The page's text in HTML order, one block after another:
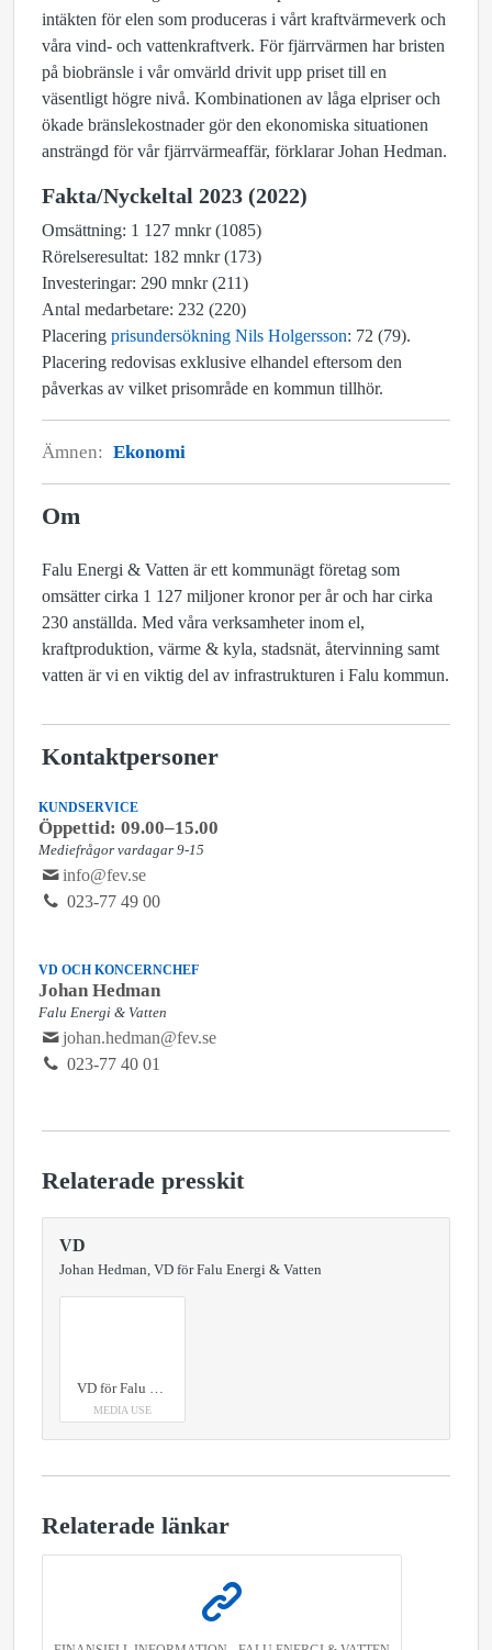
intäkten för elen som produceras i vårt kraftvärmeverk och
våra vind- och vattenkraftverk. För fjärrvärmen har bristen
på biobränsle i vår omvärld drivit upp priset till en
väsentligt högre nivå. Kombinationen av låga elpriser och
ökade bränslekostnader gör den ekonomiska situationen
ansträngd för vår fjärrvärmeaffär, förklarar Johan Hedman.
Fakta/Nyckeltal 2023 (2022)
Omsättning: 1 127 mnkr (1085)
Rörelseresultat: 182 mnkr (173)
Investeringar: 290 mnkr (211)
Antal medarbetare: 232 (220)
Placering prisundersökning Nils Holgersson: 72 (79).
Placering redovisas exklusive elhandel eftersom den
påverkas av vilket prisområde en kommun tillhör.
Ämnen: Ekonomi
Om
Falu Energi & Vatten är ett kommunägt företag som
omsätter cirka 1 127 miljoner kronor per år och har cirka
230 anställda. Med våra verksamheter inom el,
kraftproduktion, värme & kyla, stadsnät, återvinning samt
vatten är vi en viktig del av infrastrukturen i Falu kommun.
Kontaktpersoner
KUNDSERVICE
Öppettid: 09.00–15.00
Mediefrågor vardagar 9-15
info@fev.se
023-77 49 00
VD OCH KONCERNCHEF
Johan Hedman
Falu Energi & Vatten
johan.hedman@fev.se
023-77 40 01
Relaterade presskit
VD
Johan Hedman, VD för Falu Energi & Vatten
VD för Falu Energi & Vatten
MEDIA USE
Relaterade länkar